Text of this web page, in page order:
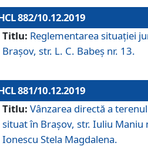
882/10.12.2019
Titlu: Reglementarea situației
Brașov, str. L. C. Babeș nr. 13.
881/10.12.2019
Titlu: Vânzarea directă a
situat în Brașov, str. Iuliu Maniu
Ionescu Stela Magdalena.